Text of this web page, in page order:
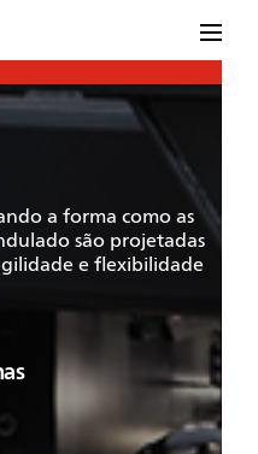
a forma como as
são projetadas
e flexibilidade